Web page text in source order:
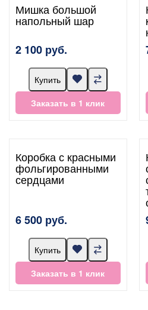
Мишка большой
напольный шар
2 100 руб.
Купить
Заказать в 1 клик
Коробка с красными
фольгированными
сердцами
6 500 руб.
Купить
Заказать в 1 клик